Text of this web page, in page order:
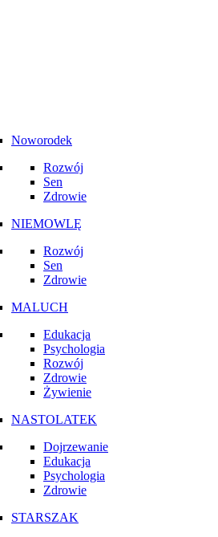
Noworodek
Rozwój
Sen
Zdrowie
NIEMOWLĘ
Rozwój
Sen
Zdrowie
MALUCH
Edukacja
Psychologia
Rozwój
Zdrowie
Żywienie
NASTOLATEK
Dojrzewanie
Edukacja
Psychologia
Zdrowie
STARSZAK